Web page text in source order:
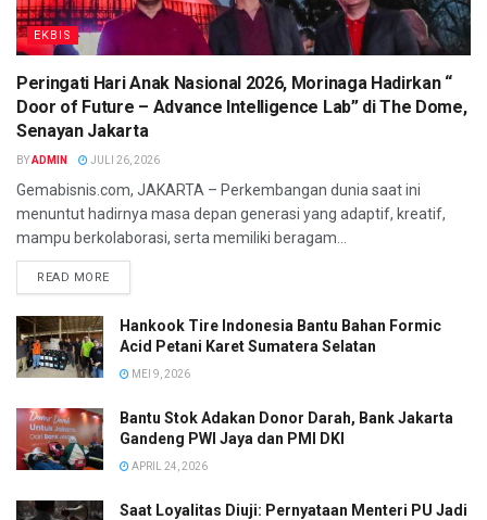
EKBIS
Peringati Hari Anak Nasional 2026, Morinaga Hadirkan “
Door of Future – Advance Intelligence Lab” di The Dome,
Senayan Jakarta
BYADMIN JULI 26, 2026
Gemabisnis.com, JAKARTA – Perkembangan dunia saat ini
menuntut hadirnya masa depan generasi yang adaptif, kreatif,
mampu berkolaborasi, serta memiliki beragam...
READ MORE
Hankook Tire Indonesia Bantu Bahan Formic
Acid Petani Karet Sumatera Selatan
MEI 9, 2026
Bantu Stok Adakan Donor Darah, Bank Jakarta
Gandeng PWI Jaya dan PMI DKI
APRIL 24, 2026
Saat Loyalitas Diuji: Pernyataan Menteri PU Jadi